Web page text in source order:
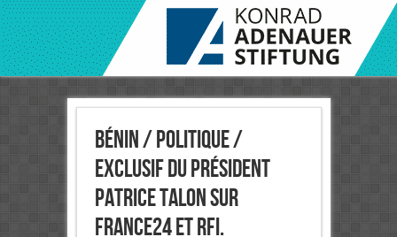
Bénin / Politique /
Exclusif du président
Patrice Talon sur
France24 et RFI.